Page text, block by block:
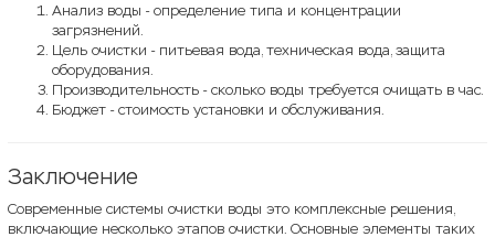
Анализ воды - определение типа и концентрации
загрязнений.
Цель очистки - питьевая вода, техническая вода, защита
оборудования.
Производительность - сколько воды требуется очищать в час.
Бюджет - стоимость установки и обслуживания.
Заключение
Современные системы очистки воды это комплексные решения,
включающие несколько этапов очистки. Основные элементы таких